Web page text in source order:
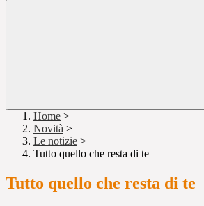
Home >
Novità >
Le notizie >
Tutto quello che resta di te
Tutto quello che resta di te